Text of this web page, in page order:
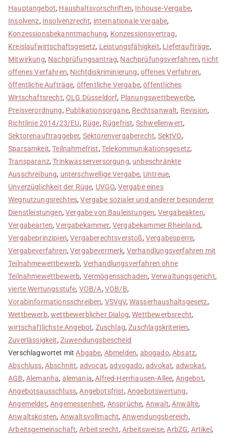
Hauptangebot, Haushaltsvorschriften, Inhouse-Vergabe,
Insolvenz, Insolvenzrecht, internationale Vergabe,
Konzessionsbekanntmachung, Konzessionsvertrag,
Kreislaufwirtschaftsgesetz, Leistungsfähigkeit, Lieferaufträge,
Mitwirkung, Nachprüfungsantrag, Nachprüfungsverfahren, nicht
offenes Verfahren, Nichtdiskriminierung, offenes Verfahren,
öffentliche Aufträge, öffentliche Vergabe,öffentliches
Wirtschaftsrecht,OLG Düsseldorf, Planungswettbewerbe,
Preisverordnung, Publikationsorgane, Rechtsanwalt, Revision,
Richtlinie 2014/23/EU, Rüge, Rügefrist, Schwellenwert,
Sektorenauftraggeber, Sektorenvergaberecht, SektVO,
Sparsamkeit,Teilnahmefrist, Telekommunikationsgesetz,
Transparanz,Trinkwasserversorgung, unbeschränkte
Ausschreibung, unterschwellige Vergabe, Untreue,
Unverzüglichkeit der Rüge, UVGO, Vergabe eines
Wegnutzungsrechtes,Vergabe sozialer und anderer besonderer
Dienstleistungen,Vergabe von Bauleistungen, Vergabeakten,
Vergabearten,Vergabekammer, Vergabekammer Rheinland,
Vergabeprinzipien,Vergaberechtsverstoß, Vergabesperre,
Vergabeverfahren,Vergabevermerk, Verhandlungsverfahren mit
Teilnahmewettbewerb, Verhandlungsverfahren ohne
Teilnahmewettbewerb, Vermögensschaden, Verwaltungsgericht,
vierte Wertungsstufe, VOB/A, VOB/B,
Vorabinformationsschreiben, VSVgV, Wasserhaushaltsgesetz,
Wettbewerb,wettbewerblicher Dialog,Wettbewerbsrecht,
wirtschaftlichste Angebot, Zuschlag,Zuschlagskriterien,
Zuverlässigkeit, Zuwendungsbescheid
Verschlagwortet mitAbgabe, Abmelden, abogado,Absatz,
Abschluss, Abschnitt, advocat,advogado,advokat, adwokat,
AGB, Alemanha, alemania,Alfred-Herrhausen-Allee, Angebot,
Angebotsausschluss,Angebotsfrist, Angebotswertung,
Angemeldet,Angemessenheit, Ansprüche, Anwalt,Anwälte,
Anwaltskosten, Anwaltsvollmacht, Anwendungsbereich,
Arbeitsgemeinschaft, Arbeitsrecht, Arbeitsweise,ArbZG, Artikel ,